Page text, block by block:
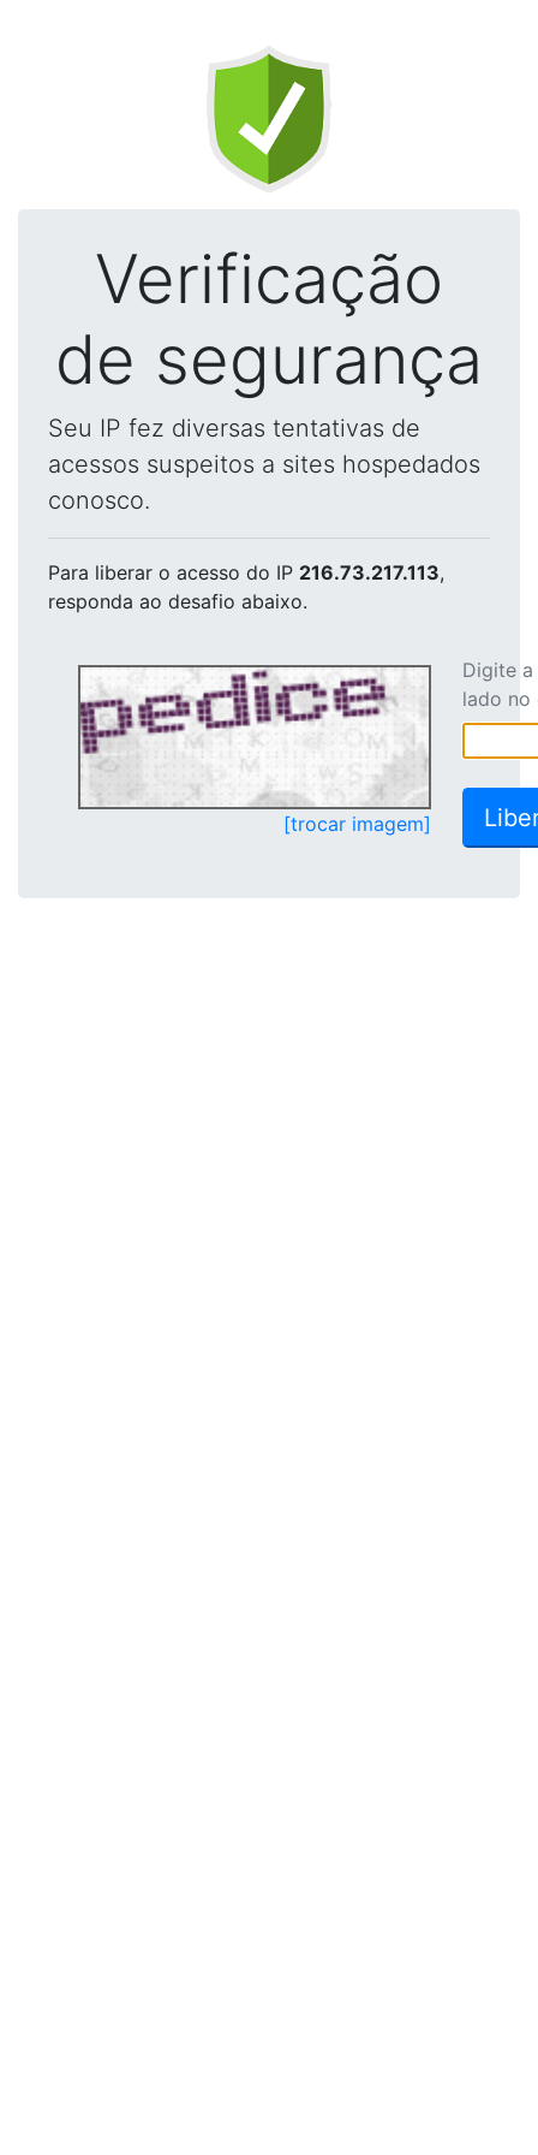
Verificação
de segurança
Seu IP fez diversas tentativas de
acessos suspeitos a sites hospedados
conosco.
Para liberar o acesso do IP 216.73.217.113,
responda ao desafio abaixo.
[trocar imagem]
Digite
lado no